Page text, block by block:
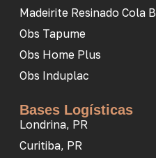
Madeirite Resinado Cola
Obs Tapume
Obs Home Plus
Obs Induplac
Bases Logísticas
Londrina, PR
Curitiba, PR